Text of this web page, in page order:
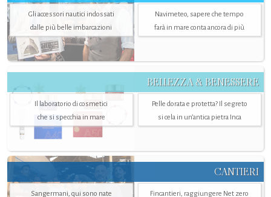
Gli accessori nautici indossati
dalle più belle imbarcazioni
Navimeteo, sapere che tempo
farà in mare conta ancora di più
BELLEZZA & BENESSERE
Il laboratorio di cosmetici
che si specchia in mare
Pelle dorata e protetta? Il segreto
si cela in un’antica pietra Inca
CANTIERI
Sangermani, qui sono nate Fincantieri, raggiungere Net zero